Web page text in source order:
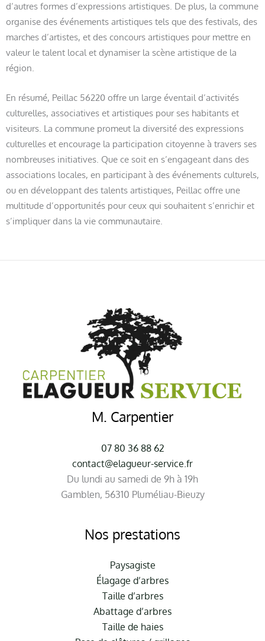
d’autres formes d’expressions artistiques. De plus, la commune
organise des événements artistiques tels que des festivals, des
marches d’artistes, et des concours artistiques pour mettre en
valeur le talent local et dynamiser la scène artistique de la
région.
En résumé, Peillac 56220 offre un large éventail d’activités
culturelles, associatives et artistiques pour ses habitants et
visiteurs. La commune promeut la diversité des expressions
culturelles et encourage la participation citoyenne à travers ses
nombreuses initiatives. Que ce soit en s’engageant dans des
associations locales, en participant à des événements culturels,
ou en développant des talents artistiques, Peillac offre une
multitude d’opportunités pour ceux qui souhaitent s’enrichir et
s’impliquer dans la vie communautaire.
M. Carpentier
07 80 36 88 62
contact@elagueur-service.fr
Du lundi au samedi de 9h à 19h
Gamblen, 56310 Pluméliau-Bieuzy
Nos prestations
Paysagiste
Élagage d’arbres
Taille d’arbres
Abattage d’arbres
Taille de haies